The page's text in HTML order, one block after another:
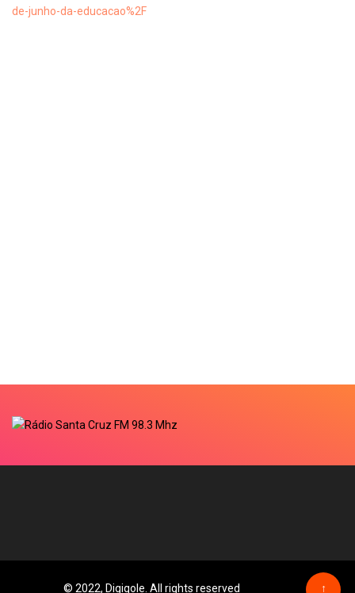
de-junho-da-educacao%2F
© 2022, Digiqole. All rights reserved ↑